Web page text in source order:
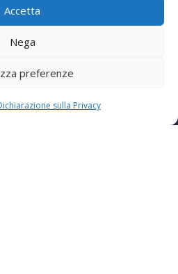
Accetta
Nega
preferenze
sulla Privacy
(PR)
Email: